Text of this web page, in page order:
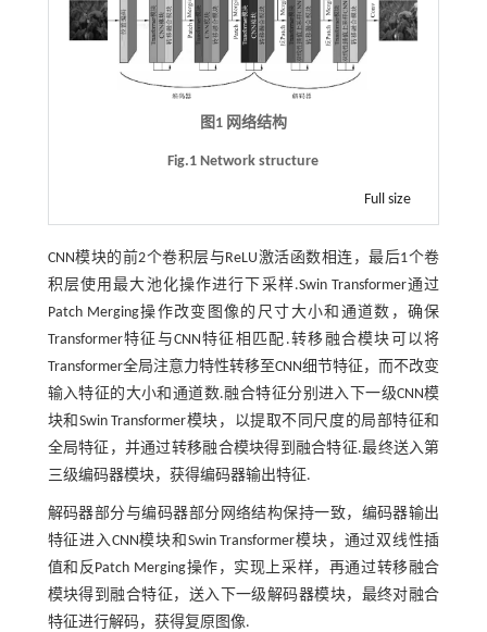
图1 网络结构
Fig.1 Network structure
Full size
CNN模块的前2个卷积层与ReLU激活函数相连，最后1个卷
积层使用最大池化操作进行下采样.Swin Transformer通过
Patch Merging操作改变图像的尺寸大小和通道数，确保
Transformer特征与CNN特征相匹配.转移融合模块可以将
Transformer全局注意力特性转移至CNN细节特征，而不改变
输入特征的大小和通道数.融合特征分别进入下一级CNN模
块和Swin Transformer模块，以提取不同尺度的局部特征和
全局特征，并通过转移融合模块得到融合特征.最终送入第
三级编码器模块，获得编码器输出特征.
解码器部分与编码器部分网络结构保持一致，编码器输出
特征进入CNN模块和Swin Transformer模块，通过双线性插
值和反Patch Merging操作，实现上采样，再通过转移融合
模块得到融合特征，送入下一级解码器模块，最终对融合
特征进行解码，获得复原图像.